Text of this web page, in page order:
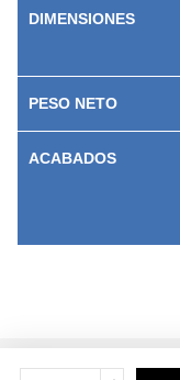
DIMENSIONES
PESO NETO
ACABADOS